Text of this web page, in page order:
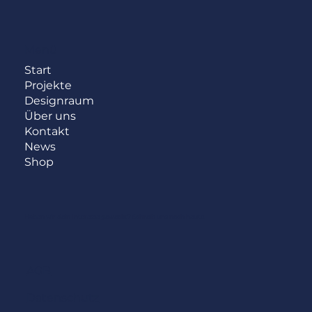
Start
Projekte
Designraum
Über uns
Kontakt
News
Shop